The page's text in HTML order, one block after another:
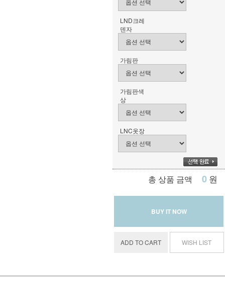
LND크레
덴자
가림판
가림판색
상
LNC옷장
총 상품 금액 0 원
BUY IT NOW
ADD TO CART WISH LIST